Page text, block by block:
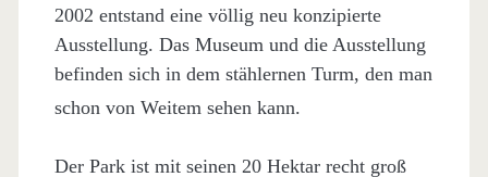
2002 entstand eine völlig neu konzipierte
Ausstellung. Das Museum und die Ausstellung
befinden sich in dem stählernen Turm, den man
schon von Weitem sehen kann.
Der Park ist mit seinen 20 Hektar recht groß